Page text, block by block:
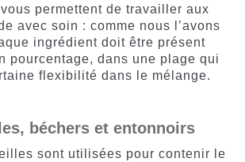
permettent de travailler aux
avec soin : comme nous l’avons
ingrédient doit être présent
pourcentage, dans une plage qui
flexibilité dans le mélange.
béchers et entonnoirs
sont utilisées pour contenir le